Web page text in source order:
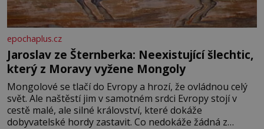
epochaplus.cz
Jaroslav ze Šternberka: Neexistující šlechtic,
který z Moravy vyžene Mongoly
Mongolové se tlačí do Evropy a hrozí, že ovládnou celý
svět. Ale naštěstí jim v samotném srdci Evropy stojí v
cestě malé, ale silné království, které dokáže
dobyvatelské hordy zastavit. Co nedokáže žádná z